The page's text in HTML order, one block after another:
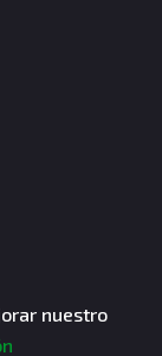
nuestro